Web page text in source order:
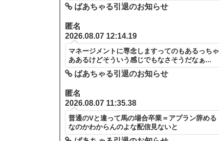
ばあちゃる引退のお知らせ
匿名
2026.08.07 12:14.19
マネージメントに専念しますってのもあるっちゃ
ああるけどそういう感じでもなさそうだなぁ...
ばあちゃる引退のお知らせ
匿名
2026.08.07 11:35.38
普通のVと違って馬の場合卒業＝アプラン辞める
なのかわからんのよな配信見ないと